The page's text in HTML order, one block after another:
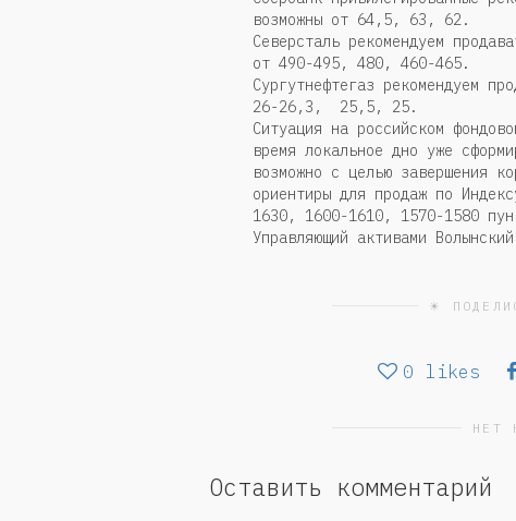
возможны от 64,5, 63, 62.
Северсталь рекомендуем
от 490-495, 480, 460-465.
Сургутнефтегаз рекомендуем
26-26,3, 25,5, 25.
Ситуация на российском
время локальное дно уже
возможно с целью завершения
ориентиры для продаж по
1630, 1600-1610, 1570-1580
Управляющий активами
☀
0 likes
НЕТ
Оставить комментарий